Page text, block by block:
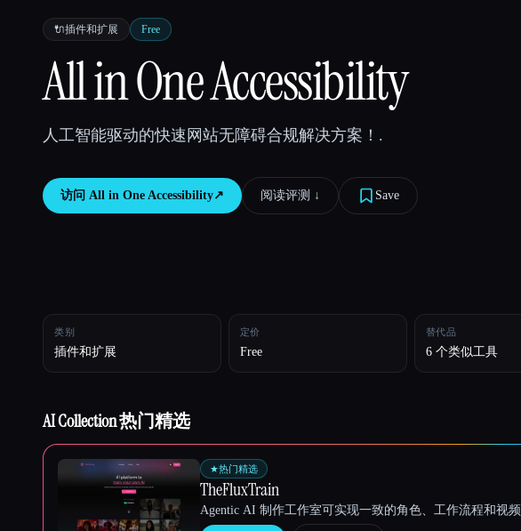
🔌插件和扩展 Free
All in One Accessibility
人工智能驱动的快速网站无障碍合规解决方案！.
访问 All in One Accessibility↗︎ 阅读评测 ↓︎ Save
类别
插件和扩展
定价
Free
替代品
6 个类似工具
AI Collection 热门精选
★热门精选
TheFluxTrain
Agentic AI 制作工作室可实现一致的角色、工作流程和视频